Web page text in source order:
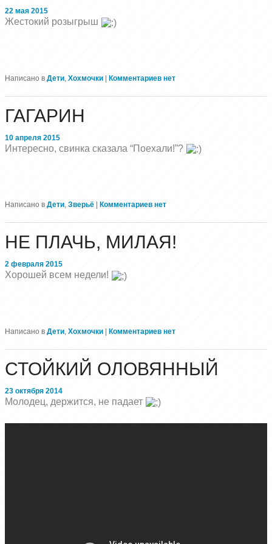
22 мая 2015
Жестокий розыгрыш
Написано в Дети Хохмочки | Комментариев нет
ГАГАРИН
10 апреля 2015
Интересно, свинка сказала “Поехали!”?
Написано в Дети, Зверьё Комментариев нет
НЕ ПЛАЧЬ, МИЛАЯ!
2 февраля 2015
Хорошей всем недели!
Написано в Дети Хохмочки | Комментариев нет
СТОЙКИЙ ОЛОВЯННЫЙ
23 октября 2014
Молодец, держится, не падает